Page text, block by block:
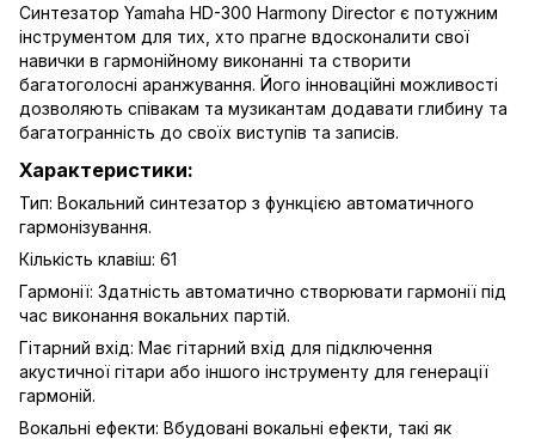
Синтезатор Yamaha HD-300 Harmony Director є потужним
інструментом для тих, хто прагне вдосконалити свої
навички в гармонійному виконанні та створити
багатоголосні аранжування. Його інноваційні можливості
дозволяють співакам та музикантам додавати глибину та
багатогранність до своїх виступів та записів.
Характеристики:
Тип: Вокальний синтезатор з функцією автоматичного
гармонізування.
Кількість клавіш: 61
Гармонії: Здатність автоматично створювати гармонії під
час виконання вокальних партій.
Гітарний вхід: Має гітарний вхід для підключення
акустичної гітари або іншого інструменту для генерації
гармоній.
Вокальні ефекти: Вбудовані вокальні ефекти, такі як